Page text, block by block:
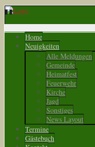
Home
Neuigkeiten
Alle Meldungen
Gemeinde
Heimatfest
Feuerwehr
Kirche
Jagd
Sonstiges
News Layout
Termine
Gästebuch